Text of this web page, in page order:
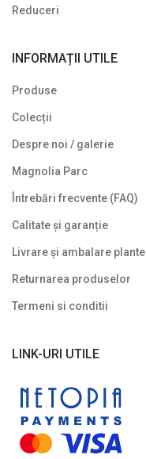
Reduceri
INFORMAȚII UTILE
Produse
Colecții
Despre noi / galerie
Magnolia Parc
Întrebări frecvente (FAQ)
Calitate și garanție
Livrare și ambalare plante
Returnarea produselor
Termeni si conditii
LINK-URI UTILE